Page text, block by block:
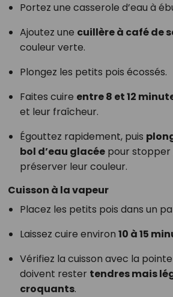
Portez une casserole d’eau à
Ajoutez une cuillère à café de
couleur verte.
Plongez les petits pois écossés.
Faites cuire entre 8 et 12
et leur fraîcheur.
Égouttez rapidement, puis
bol d’eau glacéepour stopper
préserver leur couleur.
Cuisson à la vapeur
Placez les petits pois dans un
Laissez cuire environ 10 à 15
Vérifiez la cuisson avec la pointe
doivent rester tendres mais
croquants.